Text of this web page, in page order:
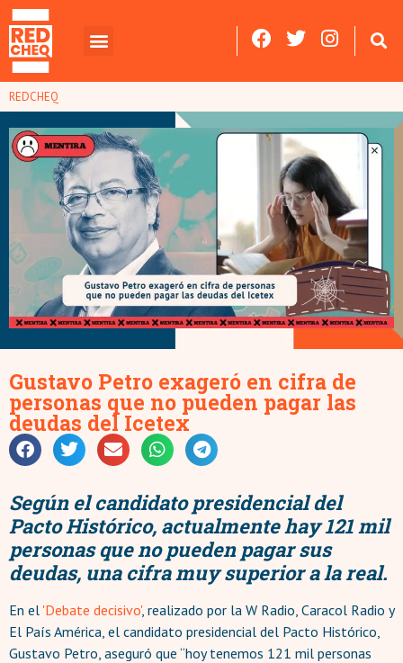
REDCHEQ
Gustavo Petro exageró en cifra de
personas que no pueden pagar las
deudas del Icetex
Según el candidato presidencial del
Pacto Histórico, actualmente hay 121 mil
personas que no pueden pagar sus
deudas, una cifra muy superior a la real.
En el 'Debate decisivo', realizado por la W Radio, Caracol Radio y
El País América, el candidato presidencial del Pacto Histórico,
Gustavo Petro, aseguró que “hoy tenemos 121 mil personas